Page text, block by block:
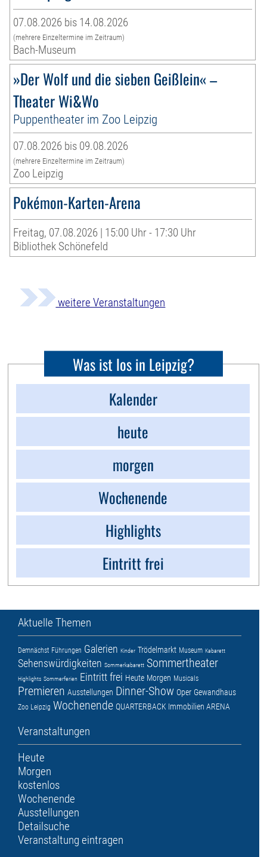
07.08.2026 bis 14.08.2026
(mehrere Einzeltermine im Zeitraum)
Bach-Museum
»Der Wolf und die sieben Geißlein« –
Theater Wi&Wo
Puppentheater im Zoo Leipzig
07.08.2026 bis 09.08.2026
(mehrere Einzeltermine im Zeitraum)
Zoo Leipzig
Pokémon-Karten-Arena
Freitag, 07.08.2026 | 15:00 Uhr - 17:30 Uhr
Bibliothek Schönefeld
weitere Veranstaltungen
Was ist los in Leipzig?
Kalender
heute
morgen
Wochenende
Highlights
Eintritt frei
Aktuelle Themen
Demnächst Führungen Galerien Kinder Trödelmarkt Museum Kabarett
Sehenswürdigkeiten Sommerkabarett Sommertheater
Highlights Sommerferien Eintritt frei Heute Morgen Musicals
Premieren Ausstellungen Dinner-Show Oper Gewandhaus
Zoo Leipzig Wochenende QUARTERBACK Immobilien ARENA
Veranstaltungen
Heute
Morgen
kostenlos
Wochenende
Ausstellungen
Detailsuche
Veranstaltung eintragen